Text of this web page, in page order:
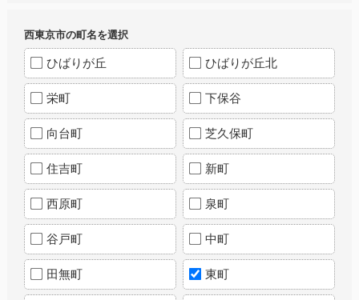
西東京市の町名を選択
ひばりが丘 ひばりが丘北
栄町 下保谷
向台町 芝久保町
住吉町 新町
西原町 泉町
谷戸町 中町
田無町 東町